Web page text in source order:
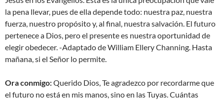
la pena llevar, pues de ella depende todo: nuestra paz, nuestra
fuerza, nuestro propósito y, al final, nuestra salvación. El futuro
pertenece a Dios, pero el presente es nuestra oportunidad de
elegir obedecer. -Adaptado de William Ellery Channing. Hasta
mañana, si el Señor lo permite.
Ora conmigo:Querido Dios, Te agradezco por recordarme que
el futuro no está en mis manos, sino en las Tuyas. Cuántas